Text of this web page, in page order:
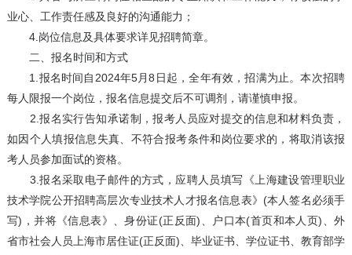
业心、工作责任感及良好的沟通能力；
4.岗位信息及具体要求详见招聘简章。
二、报名时间和方式
1.报名时间自2024年5月8日起，全年有效，招满为止。本次招聘
每人限报一个岗位，报名信息提交后不可调剂，请谨慎申报。
2.报名实行告知承诺制，报考人员应对提交的信息和材料负责，
如因个人填报信息失真、不符合报考条件和岗位要求的，将取消该报
考人员参加面试的资格。
3.报名采取电子邮件的方式，应聘人员填写《上海建设管理职业
技术学院公开招聘高层次专业技术人才报名信息表》(本人签名必须手
写)，并将《信息表》、身份证(正反面)、户口本(首页和本人页)、外
省市社会人员上海市居住证(正反面)、毕业证书、学位证书、教育部学